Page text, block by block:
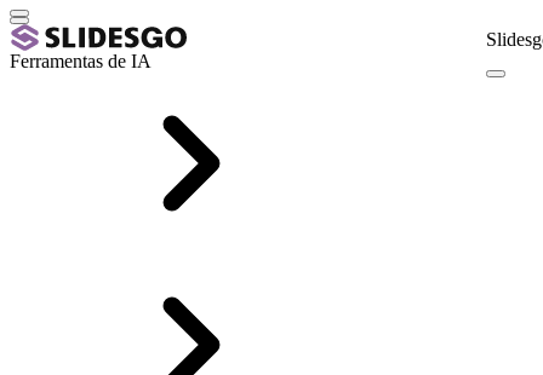
Ferramentas de IA